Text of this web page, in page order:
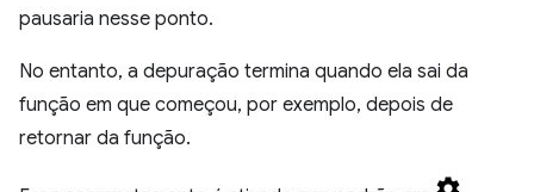
pausaria nesse ponto.
No entanto, a depuração termina quando ela sai da
função em que começou, por exemplo, depois de
retornar da função.